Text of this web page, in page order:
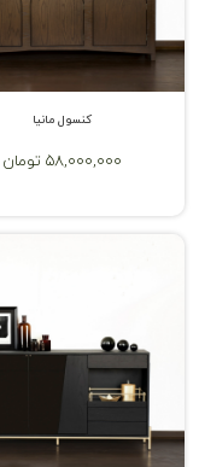
محصول زیبا و جذاب را
کنسول چوبی را
برای انتخاب بهترین
آن در منزل، سایر
دکوراسیون خانه خود
ام دی اف، استیل،
مزیت‌ها و معایب خاص
بسیار گران تمام شده
سخت‌تر است؛ اما
خیلی عالی داشته
کنسول مانیا
58,000,000 تومان